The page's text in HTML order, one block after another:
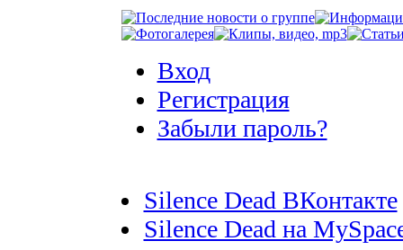
Вход
Регистрация
Забыли пароль?
Silence Dead ВКонтакте
Silence Dead на